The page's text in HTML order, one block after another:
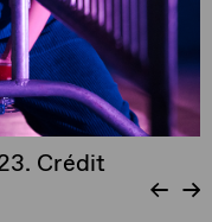
Crédit